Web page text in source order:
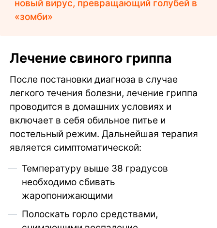
новый вирус, превращающий голубей в
«зомби»
Лечение свиного гриппа
После постановки диагноза в случае
легкого течения болезни, лечение гриппа
проводится в домашних условиях и
включает в себя обильное питье и
постельный режим. Дальнейшая терапия
является симптоматической:
Температуру выше 38 градусов
необходимо сбивать
жаропонижающими
Полоскать горло средствами,